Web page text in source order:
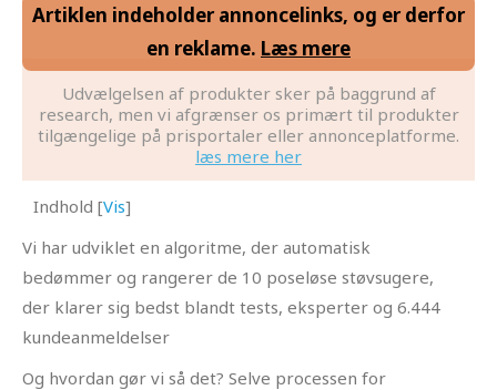
Artiklen indeholder annoncelinks, og er derfor
en reklame. Læs mere
Udvælgelsen af produkter sker på baggrund af
research, men vi afgrænser os primært til produkter
tilgængelige på prisportaler eller annonceplatforme.
læs mere her
Indhold [Vis]
Vi har udviklet en algoritme, der automatisk
bedømmer og rangerer de 10 poseløse støvsugere,
der klarer sig bedst blandt tests, eksperter og 6.444
kundeanmeldelser
Og hvordan gør vi så det? Selve processen for